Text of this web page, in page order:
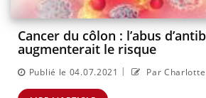
Cancer du côlon : l’abus
augmenterait le risque
Publié le 04.07.2021 | Par